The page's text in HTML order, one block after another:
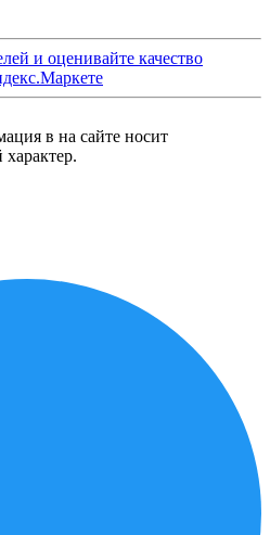
в на сайте носит